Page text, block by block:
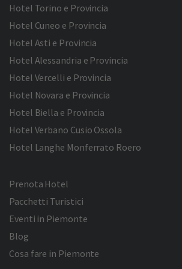
Hotel Torino e Provincia
Hotel Cuneo e Provincia
Hotel Asti e Provincia
Hotel Alessandria e Provincia
Hotel Vercelli e Provincia
Hotel Novara e Provincia
Hotel Biella e Provincia
Hotel Verbano Cusio Ossola
Hotel Langhe Monferrato Roero
Prenota Hotel
Pacchetti Turistici
Eventi in Piemonte
Blog
Cosa fare in Piemonte